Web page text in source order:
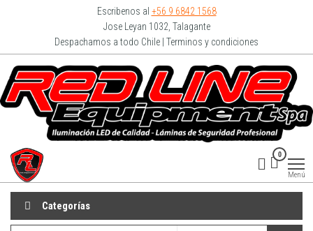
Escribenos al +56 9 6842 1568
Jose Leyan 1032, Talagante
Despachamos a todo Chile | Terminos y condiciones
0
Menú
Categorías